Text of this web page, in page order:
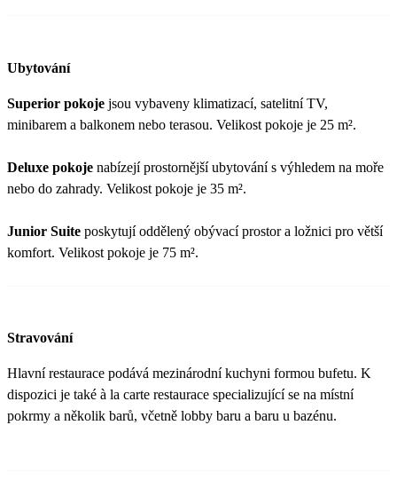
Ubytování
Superior pokoje jsou vybaveny klimatizací, satelitní TV,
minibarem a balkonem nebo terasou. Velikost pokoje je 25 m².
Deluxe pokoje nabízejí prostornější ubytování s výhledem na moře
nebo do zahrady. Velikost pokoje je 35 m².
Junior Suite poskytují oddělený obývací prostor a ložnici pro větší
komfort. Velikost pokoje je 75 m².
Stravování
Hlavní restaurace podává mezinárodní kuchyni formou bufetu. K
dispozici je také à la carte restaurace specializující se na místní
pokrmy a několik barů, včetně lobby baru a baru u bazénu.